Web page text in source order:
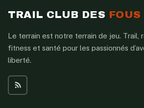
TRAIL CLUB DES FOUS
Le terrain est notre terrain de jeu. Trail,
fitness et santé pour les passionnés
liberté.